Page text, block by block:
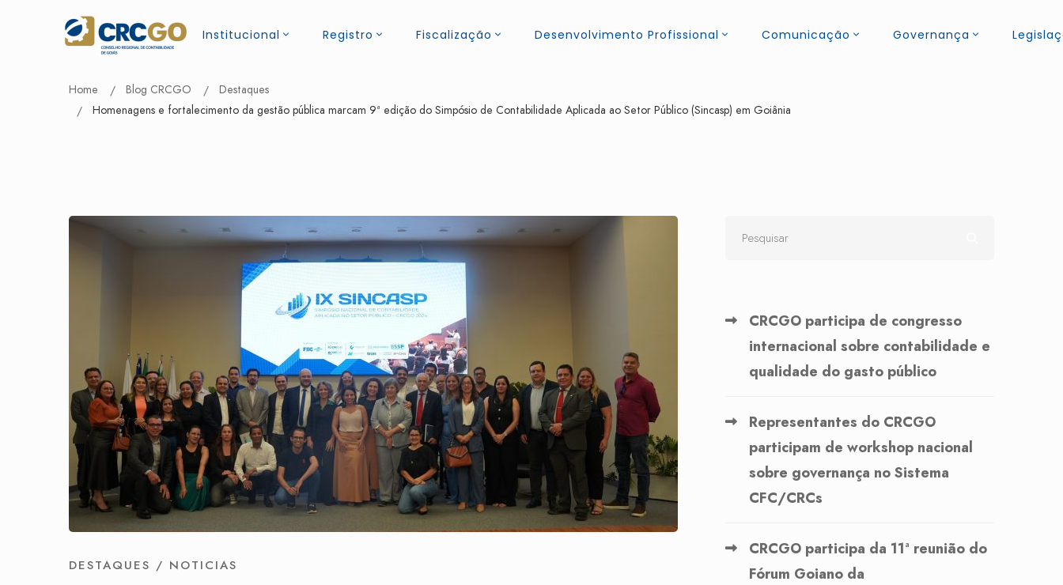
Institucional Registro Fiscalização Desenvolvimento Profissional Comunicação Governança
Home Blog CRCGO
Destaques
Homenagens e fortalecimento da gestão pública marcam 9ª edição do Simpósio de Contabilidade Aplicada ao Setor Público (Sincasp) em Goiânia
DESTAQUES / NOTICIAS
CRCGO participa de congresso
internacional sobre contabilidade e
qualidade do gasto público
Representantes do CRCGO
participam de workshop nacional
sobre governança no Sistema
CFC/CRCs
CRCGO participa da 11ª reunião do
Fórum Goiano da